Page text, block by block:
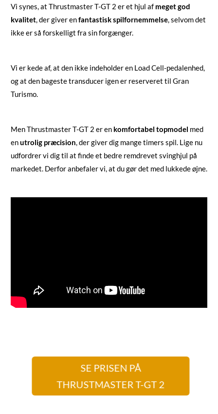
Vi synes, at Thrustmaster T-GT 2 er et hjul af meget god
kvalitet, der giver enfantastisk spilfornemmelse, selvom det
ikke er så forskelligt fra sin forgænger.
Vi er kede af, at den ikke indeholder en Load Cell-pedalenhed,
og at den bageste transducer igen er reserveret til Gran
Turismo.
Men Thrustmaster T-GT 2 er en komfortabel topmodel med
enutrolig præcision, der giver dig mange timers spil. Lige nu
udfordrer vi dig til at finde et bedre remdrevet svinghjul på
markedet. Derfor anbefaler vi, at du gør det med lukkede øjne.
SE PRISEN PÅ
THRUSTMASTER T-GT 2